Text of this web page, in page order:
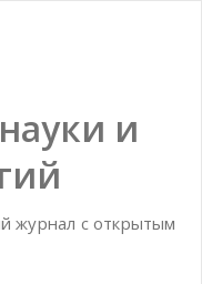
и
журнал с открытым